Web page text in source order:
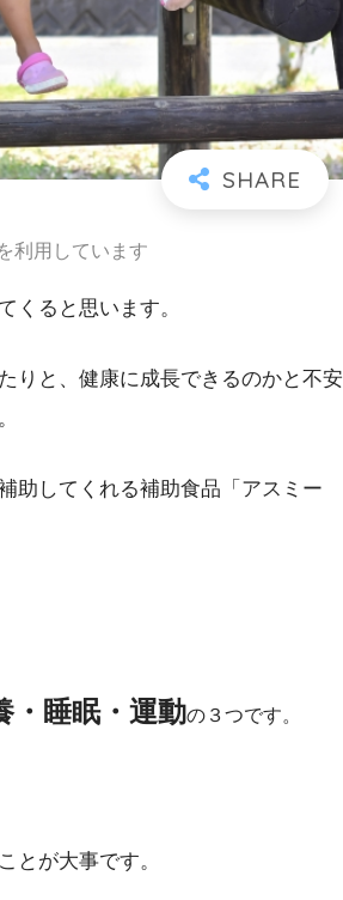
利用しています
くると思います。
りと、健康に成長できるのかと不安
助してくれる補助食品「アスミー
・睡眠・運動の３つです。
とが大事です。